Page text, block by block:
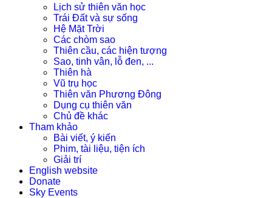
Lịch sử thiên văn học
Trái Đất và sự sống
Hệ Mặt Trời
Các chòm sao
Thiên cầu, các hiện tượng
Sao, tinh vân, lỗ đen, ...
Thiên hà
Vũ trụ học
Thiên văn Phương Đông
Dụng cụ thiên văn
Chủ đề khác
Tham khảo
Bài viết, ý kiến
Phim, tài liệu, tiện ích
Giải trí
English website
Donate
Sky Events